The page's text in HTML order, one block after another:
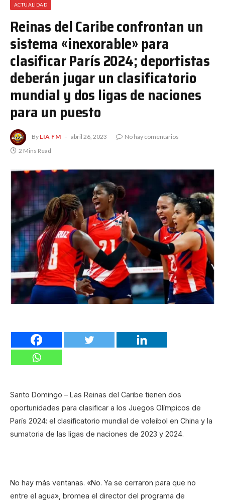
ACTUALIDAD
Reinas del Caribe confrontan un
sistema «inexorable» para
clasificar París 2024; deportistas
deberán jugar un clasificatorio
mundial y dos ligas de naciones
para un puesto
By LIA FM abril 26, 2023
No hay comentarios
2 Mins Read
Santo Domingo – Las Reinas del Caribe tienen dos
oportunidades para clasificar a los Juegos Olímpicos de
París 2024: el clasificatorio mundial de voleibol en China y la
sumatoria de las ligas de naciones de 2023 y 2024.
No hay más ventanas. «No. Ya se cerraron para que no
entre el agua», bromea el director del programa de